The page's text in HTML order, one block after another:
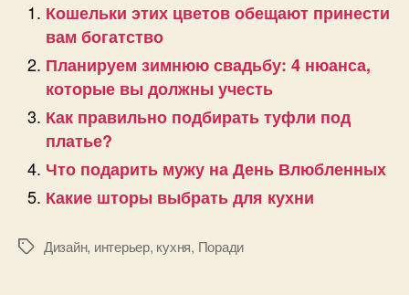
Кошельки этих цветов обещают принести
вам богатство
Планируем зимнюю свадьбу: 4 нюанса,
которые вы должны учесть
Как правильно подбирать туфли под
платье?
Что подарить мужу на День Влюбленных
Какие шторы выбрать для кухни
Позначки
Дизайн, интерьер, кухня, Поради